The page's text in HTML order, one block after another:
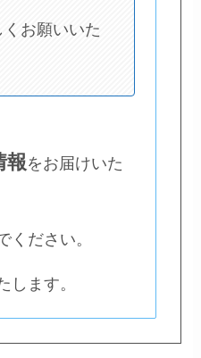
お願いいた
報をお届けいた
ください。
します。